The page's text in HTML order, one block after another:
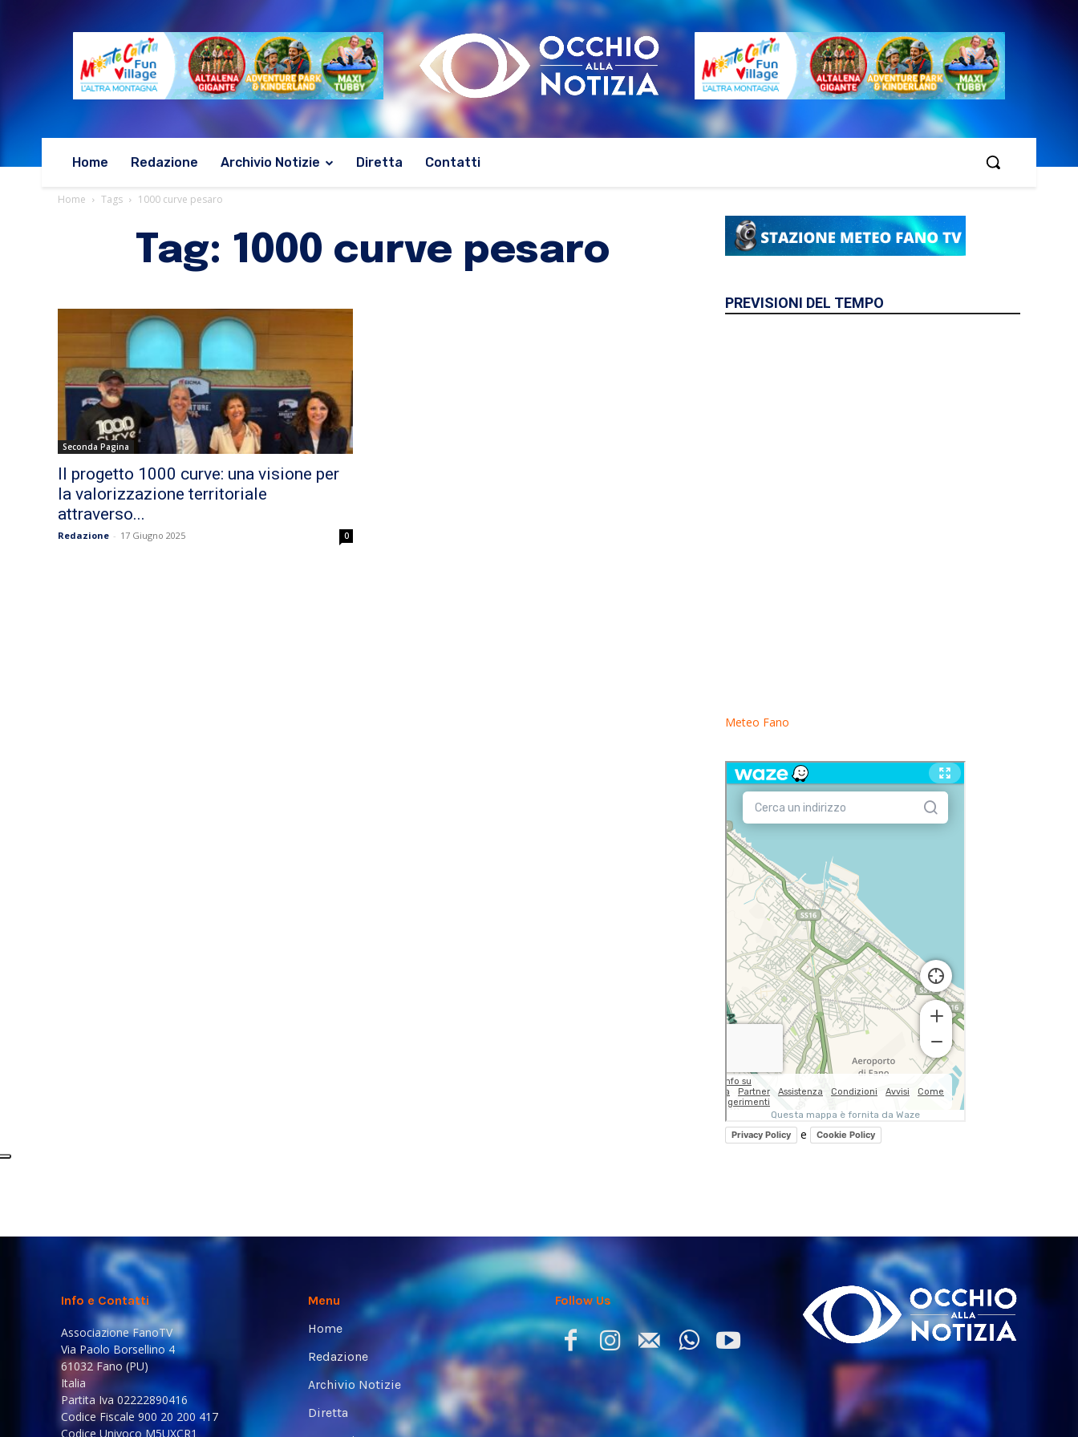
Home Redazione Archivio Notizie Diretta Contatti
Home Tags 1000 curve pesaro
Tag: 1000 curve pesaro
Seconda Pagina
Il progetto 1000 curve: una visione per
la valorizzazione territoriale
attraverso...
Redazione - 17 Giugno 2025 0
PREVISIONI DEL TEMPO
Meteo Fano
Privacy Policy e Cookie Policy
Info e Contatti
Associazione FanoTV
Via Paolo Borsellino 4
61032 Fano (PU)
Italia
Partita Iva 02222890416
Codice Fiscale 900 20 200 417
Codice Univoco M5UXCR1
Menu
Home
Redazione
Archivio Notizie
Diretta
Follow Us